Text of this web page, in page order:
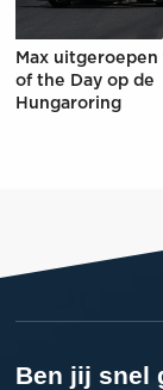
Max
of the Day op de
Hungaroring
Ben jij snel